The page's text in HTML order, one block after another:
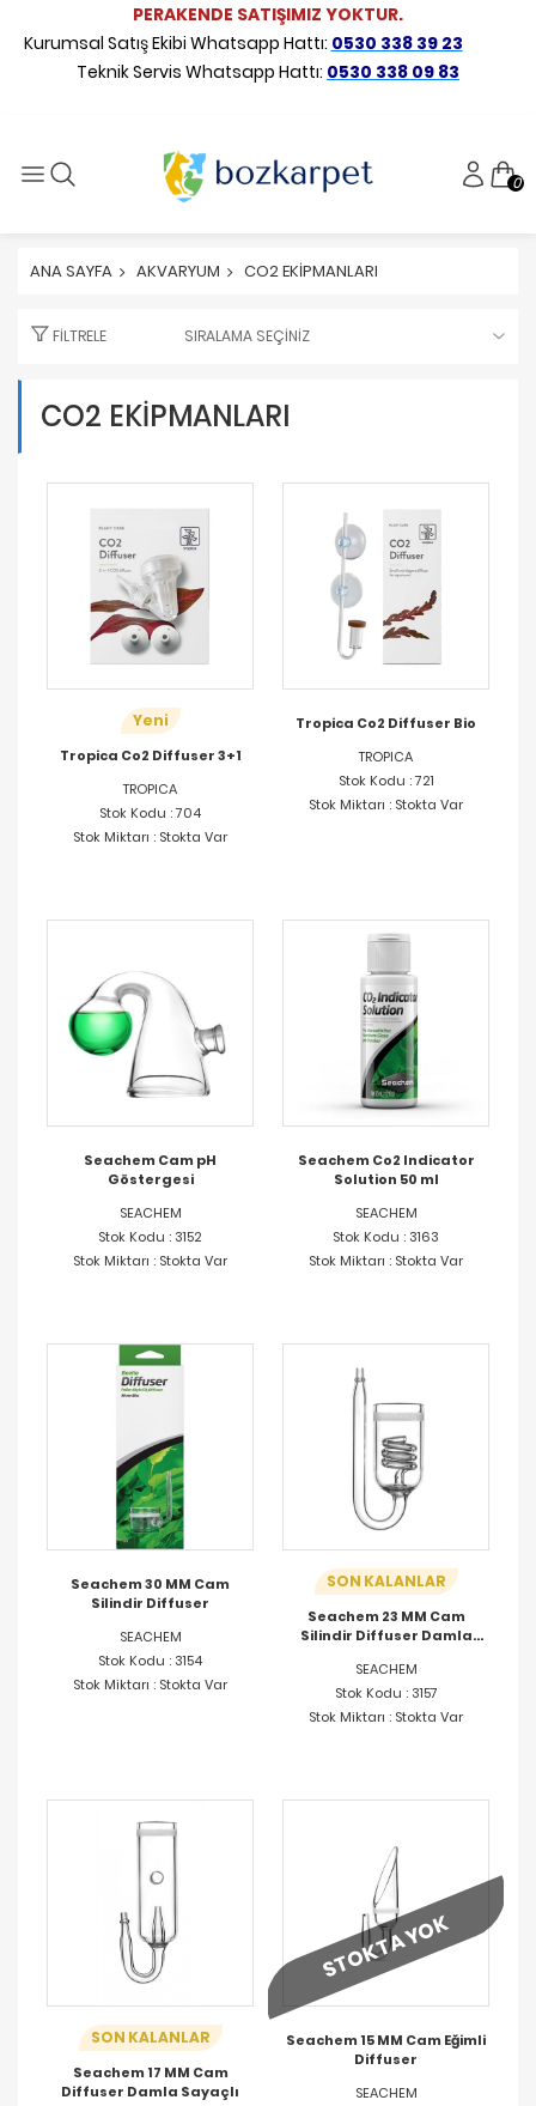
PERAKENDE SATIŞIMIZ YOKTUR.
Kurumsal Satış Ekibi Whatsapp Hattı: 0530 338 39 23
Teknik Servis Whatsapp Hattı: 0530 338 09 83
0
ANA SAYFA AKVARYUM CO2 EKİPMANLARI
FILTRELE
CO2 EKİPMANLARI
Yeni
Tropica Co2 Diffuser 3+1
TROPICA
Stok Kodu : 704
Stok Miktarı : Stokta Var
Tropica Co2 Diffuser Bio
TROPICA
Stok Kodu : 721
Stok Miktarı : Stokta Var
Seachem Cam pH
Göstergesi
SEACHEM
Stok Kodu : 3152
Stok Miktarı : Stokta Var
Seachem Co2 Indicator
Solution 50 ml
SEACHEM
Stok Kodu : 3163
Stok Miktarı : Stokta Var
Seachem 30 MM Cam
Silindir Diffuser
SEACHEM
Stok Kodu : 3154
Stok Miktarı : Stokta Var
SON KALANLAR
Seachem 23 MM Cam
Silindir Diffuser Damla
SEACHEM
Stok Kodu : 3157
Stok Miktarı : Stokta Var
SON KALANLAR
Seachem 17 MM Cam
Diffuser Damla Sayaçlı
STOKTA YOK
Seachem 15 MM Cam Eğimli
Diffuser
SEACHEM